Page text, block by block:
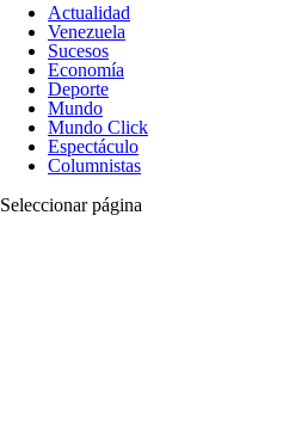
Actualidad
Venezuela
Sucesos
Economía
Deporte
Mundo
Mundo Click
Espectáculo
Columnistas
Seleccionar página